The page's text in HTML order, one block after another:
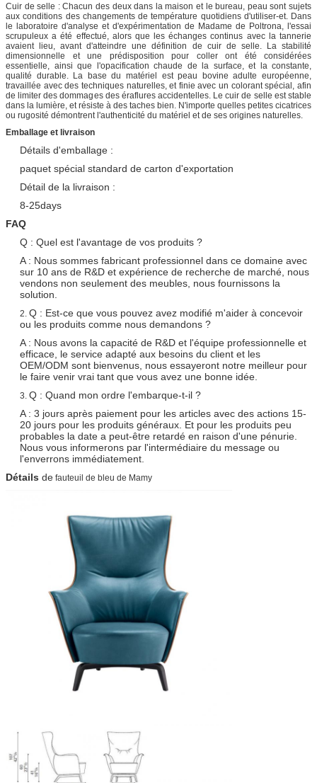
Cuir de selle : Chacun des deux dans la maison et le bureau, peau sont sujets
aux conditions des changements de température quotidiens d'utiliser-et. Dans
le laboratoire d'analyse et d'expérimentation de Madame de Poltrona, l'essai
scrupuleux a été effectué, alors que les échanges continus avec la tannerie
avaient lieu, avant d'atteindre une définition de cuir de selle. La stabilité
dimensionnelle et une prédisposition pour coller ont été considérées
essentielle, ainsi que l'opacification chaude de la surface, et la constante,
qualité durable. La base du matériel est peau bovine adulte européenne,
travaillée avec des techniques naturelles, et finie avec un colorant spécial, afin
de limiter des dommages des éraflures accidentelles. Le cuir de selle est stable
dans la lumière, et résiste à des taches bien. N'importe quelles petites cicatrices
ou rugosité démontrent l'authenticité du matériel et de ses origines naturelles.
Emballage et livraison
Détails d'emballage :
paquet spécial standard de carton d'exportation
Détail de la livraison :
8-25days
FAQ
Q : Quel est l'avantage de vos produits ?
A : Nous sommes fabricant professionnel dans ce domaine avec
sur 10 ans de R&D et expérience de recherche de marché, nous
vendons non seulement des meubles, nous fournissons la
solution.
2. Q : Est-ce que vous pouvez avez modifié m'aider à concevoir
ou les produits comme nous demandons ?
A : Nous avons la capacité de R&D et l'équipe professionnelle et
efficace, le service adapté aux besoins du client et les
OEM/ODM sont bienvenus, nous essayeront notre meilleur pour
le faire venir vrai tant que vous avez une bonne idée.
3. Q : Quand mon ordre l'embarque-t-il ?
A : 3 jours après paiement pour les articles avec des actions 15-
20 jours pour les produits généraux. Et pour les produits peu
probables la date a peut-être retardé en raison d'une pénurie.
Nous vous informerons par l'intermédiaire du message ou
l'enverrons immédiatement.
Détails de fauteuil de bleu de Mamy